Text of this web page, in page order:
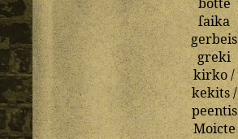
ſaika
gerbeis
greki
kirko/
kekits/
peentis
Moicte